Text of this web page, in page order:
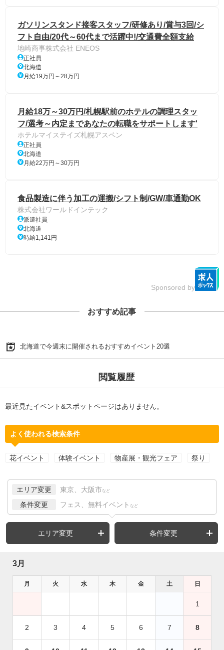
ガソリンスタンド接客スタッフ/研修あり/賞与3回/シ
フト自由/20代～60代まで活躍中!/交通費全額支給
地崎商事株式会社 ENEOS
正社員
北海道
月給19万円～28万円
月給18万～30万円/札幌駅前のホテルの調理スタッ
フ/選考～内定まであなたの転職をサポートします'
ホテルマイステイズ札幌アスペン
正社員
北海道
月給22万円～30万円
食品製造に伴う加工の運搬/シフト制/GW/車通勤OK
株式会社ワールドインテック
派遣社員
北海道
時給1,141円
Sponsored by
おすすめ記事
北海道で今週末に開催されるおすすめイベント20選
閲覧履歴
最近見たイベント&スポットページはありません。
よく使われる検索条件
花イベント 体験イベント 物産展・観光フェア 祭り
エリア変更 東京、大阪市 など
条件変更 フェス、無料イベント など
エリア変更 条件変更
3月
月 火 水 木 金 土 日
1
2 3 4 5 6 7 8